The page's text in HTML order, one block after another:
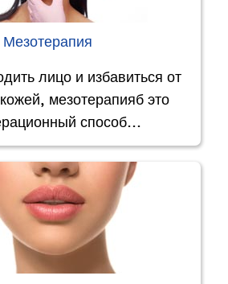
Мезотерапия
лицо и избавиться от
мезотерапияб это
способ…